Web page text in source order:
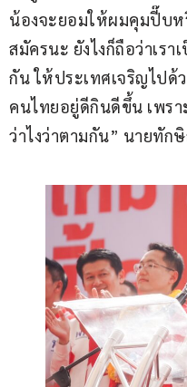
น้องจะยอมให้ผมคุมปี๊บห
สมัครนะ ยังไงก็ถือว่าเร
กัน ให้ประเทศเจริญไปด้
คนไทยอยู่ดีกินดีขึ้น เพรา
ว่าไงว่าตามกัน” นายทัก